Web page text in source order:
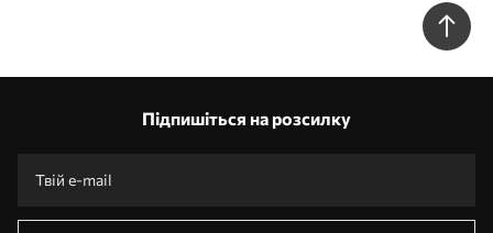
Підпишіться на розсилку